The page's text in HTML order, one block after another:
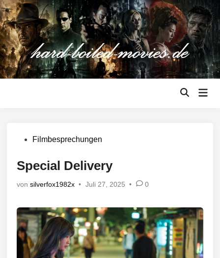
Zum
Inhalt
springen
Suche
Veröffentlicht
Filmbesprechungen
Special Delivery
von silverfox1982x • Juli 27, 2025 • 0